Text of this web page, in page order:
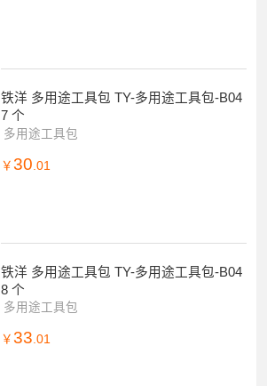
铁洋 多用途工具包 TY-多用途工具包-B04
7 个
多用途工具包
￥ 30 .01
铁洋 多用途工具包 TY-多用途工具包-B04
8 个
多用途工具包
￥ 33.01